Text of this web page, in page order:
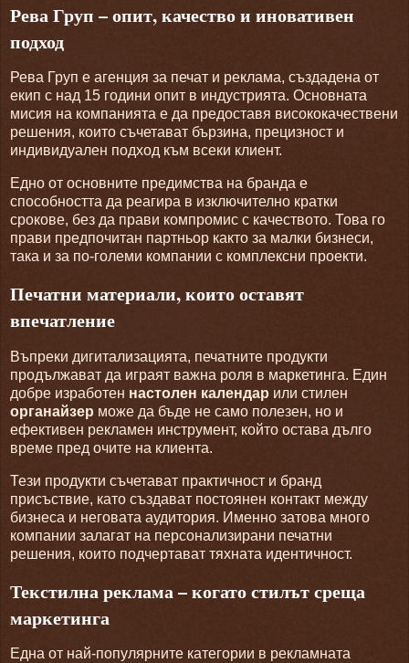
Рева Груп – опит, качество и иновативен
подход
Рева Груп е агенция за печат и реклама, създадена от
екип с над 15 години опит в индустрията. Основната
мисия на компанията е да предоставя висококачествени
решения, които съчетават бързина, прецизност и
индивидуален подход към всеки клиент.
Едно от основните предимства на бранда е
способността да реагира в изключително кратки
срокове, без да прави компромис с качеството. Това го
прави предпочитан партньор както за малки бизнеси,
така и за по-големи компании с комплексни проекти.
Печатни материали, които оставят
впечатление
Въпреки дигитализацията, печатните продукти
продължават да играят важна роля в маркетинга. Един
добре изработен настолен календар или стилен
органайзер може да бъде не само полезен, но и
ефективен рекламен инструмент, който остава дълго
време пред очите на клиента.
Тези продукти съчетават практичност и бранд
присъствие, като създават постоянен контакт между
бизнеса и неговата аудитория. Именно затова много
компании залагат на персонализирани печатни
решения, които подчертават тяхната идентичност.
Текстилна реклама – когато стилът среща
маркетинга
Една от най-популярните категории в рекламната